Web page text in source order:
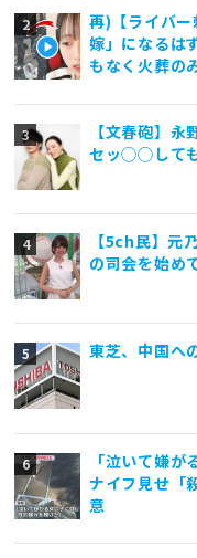
再)【ライバ
嫁」になるは
もなく火葬の
【文春砲】
セッ◯◯して
【5ch民】元
の司会を始め
東芝、中国へ
「泣いて嫌
ナイフ見せ「
意